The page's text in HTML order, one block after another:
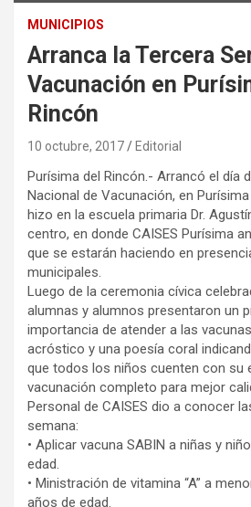
MUNICIPIOS
Arranca la Tercera
Vacunación en
Rincón
10 octubre, 2017 Editorial
Purísima del Rincón.- Arrancó el día
Nacional de Vacunación, en
hizo en la escuela primaria Dr.
centro, en donde CAISES Purísima
que se estarán haciendo en
municipales.
Luego de la ceremonia cívica
alumnas y alumnos presentaron un
importancia de atender a las
acróstico y una poesía coral
que todos los niños cuenten con su
vacunación completo para mejor
Personal de CAISES dio a conocer
semana:
• Aplicar vacuna SABIN a niñas y
edad.
• Ministración de vitamina “A” a
años de edad.